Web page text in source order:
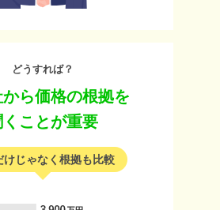
どうすれば？
ら価格の根拠を
くことが重要
けじゃなく根拠も比較